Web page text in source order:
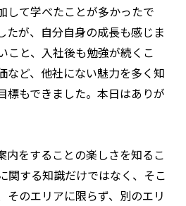
して学べたことが多かったで
たが、自分自身の成長も感じま
こと、入社後も勉強が続くこ
など、他社にない魅力を多く知
標もできました。本日はありが
内をすることの楽しさを知るこ
関する知識だけではなく、そこ
そのエリアに限らず、別のエリ